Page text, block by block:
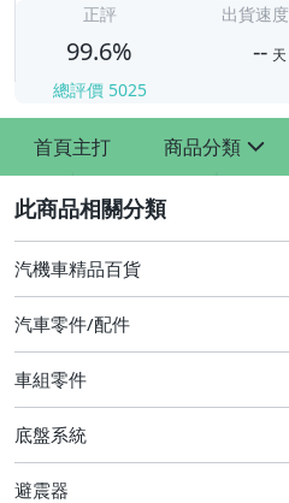
正評
99.6%
總評價 5025
出貨速度
-- 天
首頁主打 商品分類
其他汽車零配件
原廠=規格大燈.正廠大燈
改裝=R8燈眉款DRL大燈
汽機車精品百貨
汽車零件/配件
車組零件
底盤系統
避震器